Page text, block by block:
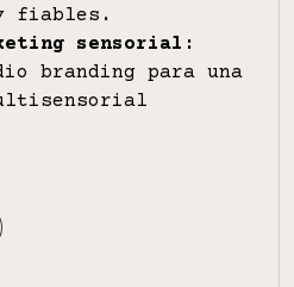
fiables.
sensorial:
branding para una